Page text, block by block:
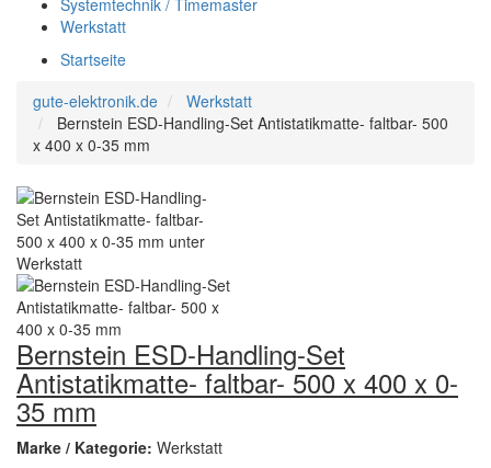
Systemtechnik / Timemaster
Werkstatt
Startseite
gute-elektronik.de
Werkstatt
Bernstein ESD-Handling-Set Antistatikmatte- faltbar- 500
x 400 x 0-35 mm
Bernstein ESD-Handling-Set
Antistatikmatte- faltbar- 500 x 400 x 0-
35 mm
Marke / Kategorie: Werkstatt